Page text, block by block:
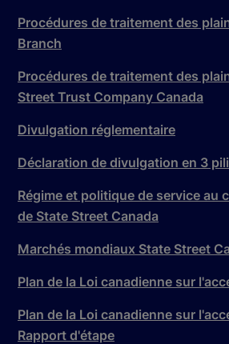
Procédures de traitement des
Branch
Procédures de traitement des
Street Trust Company Canada
Divulgation réglementaire
Déclaration de divulgation en 3
Régime et politique de service au
de State Street Canada
Marchés mondiaux State Street
Plan de la Loi canadienne sur
Plan de la Loi canadienne sur
Rapport d'étape